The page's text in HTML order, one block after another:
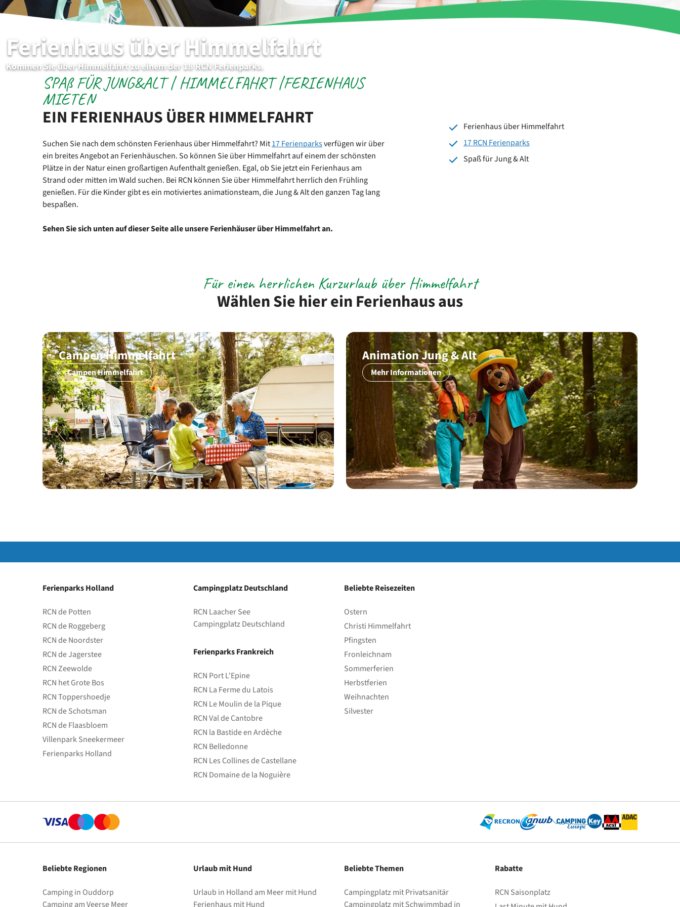
Ferienhaus über Himmelfahrt
Kommen Sie über Himmelfahrt zu einem der 18 RCN Ferienparks.
EIN FERIENHAUS ÜBER HIMMELFAHRT
SPAß FÜR JUNG&ALT | HIMMELFAHRT |FERIENHAUS
MIETEN
Suchen Sie nach dem schönsten Ferienhaus über Himmelfahrt? Mit17 Ferienparksverfügen wir über
ein breites Angebot an Ferienhäuschen. So können Sie über Himmelfahrt auf einem der schönsten
Plätze in der Natur einen großartigen Aufenthalt genießen. Egal, ob Sie jetzt ein Ferienhaus am
Strand oder mitten im Wald suchen. Bei RCN können Sie über Himmelfahrt herrlich den Frühling
genießen. Für die Kinder gibt es ein motiviertes animationsteam, die Jung & Alt den ganzen Tag lang
bespaßen.
Sehen Sie sich unten auf dieser Seite alle unsere Ferienhäuser über Himmelfahrt an.
Ferienhaus über Himmelfahrt
17 RCN Ferienparks
Spaß für Jung & Alt
Wählen Sie hier ein Ferienhaus aus
Für einen herrlichen Kurzurlaub über Himmelfahrt
Campen Himmelfahrt
Campen Himmelfahrt
Animation Jung & Alt
Mehr Informationen
Ferienparks Holland
RCN de Potten
RCN de Roggeberg
RCN de Noordster
RCN de Jagerstee
RCN Zeewolde
RCN het Grote Bos
RCN Toppershoedje
RCN de Schotsman
RCN de Flaasbloem
Villenpark Sneekermeer
Ferienparks Holland
Campingplatz Deutschland
RCN Laacher See
Campingplatz Deutschland
Ferienparks Frankreich
RCN Port L'Epine
RCN La Ferme du Latois
RCN Le Moulin de la Pique
RCN Val de Cantobre
RCN la Bastide en Ardèche
RCN Belledonne
RCN Les Collines de Castellane
RCN Domaine de la Noguière
Beliebte Reisezeiten
Ostern
Christi Himmelfahrt
Pfingsten
Fronleichnam
Sommerferien
Herbstferien
Weihnachten
Silvester
Beliebte Regionen
Camping in Ouddorp
Camping am Veerse Meer
Urlaub mit Hund
Urlaub in Holland am Meer mit Hund
Ferienhaus mit Hund
Beliebte Themen
Campingplatz mit Privatsanitär
Campingplatz mit Schwimmbad in
Rabatte
RCN Saisonplatz